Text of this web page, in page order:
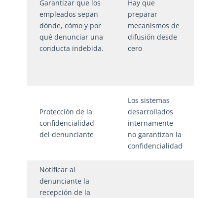
Garantizar que los
empleados sepan
dónde, cómo y por
qué denunciar una
conducta indebida.
Hay que
preparar
mecanismos de
difusión desde
cero
Protección de la
confidencialidad
del denunciante
Los sistemas
desarrollados
internamente
no garantizan la
confidencialidad
Notificar al
denunciante la
recepción de la